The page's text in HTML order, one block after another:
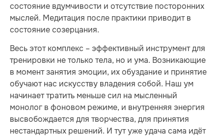
состояние вдумчивости и отсутствие посторонних
мыслей. Медитация после практики приводит в
состояние созерцания.
Весь этот комплекс – эффективный инструмент для
тренировки не только тела, но и ума. Возникающие
в момент занятия эмоции, их обуздание и принятие
обучают нас искусству владения собой. Наш ум
начинает тратить меньше сил на мысленный
монолог в фоновом режиме, и внутренняя энергия
высвобождается для творчества, для принятия
нестандартных решений. И тут уже удача сама идёт